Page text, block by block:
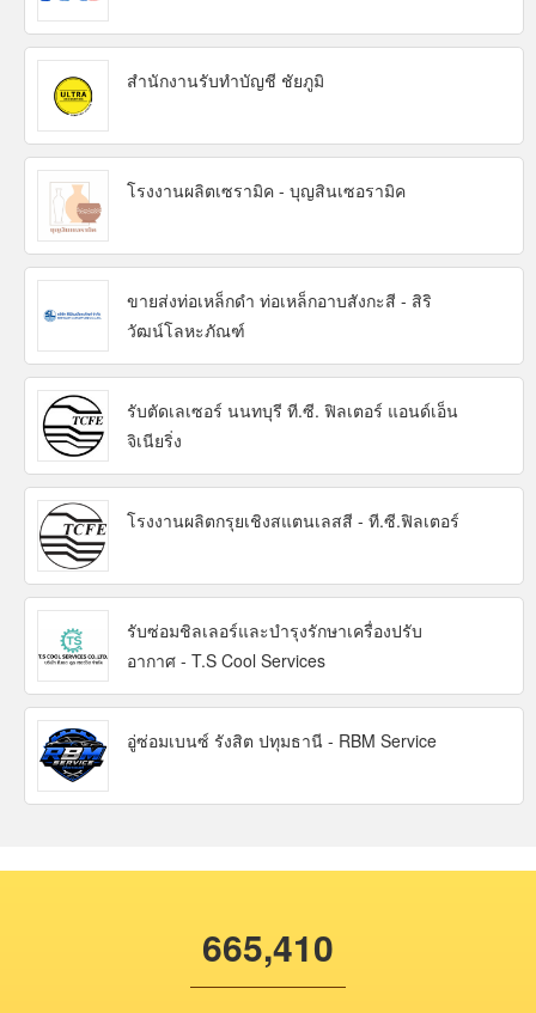
สำนักงานรับทำบัญชี ชัยภูมิ
โรงงานผลิตเซรามิค - บุญสินเซอรามิค
ขายส่งท่อเหล็กดำ ท่อเหล็กอาบสังกะสี - สิริ
วัฒน์โลหะภัณฑ์
รับตัดเลเซอร์ นนทบุรี ที.ซี. ฟิลเตอร์ แอนด์เอ็น
จิเนียริ่ง
โรงงานผลิตกรุยเชิงสแตนเลสสี - ที.ซี.ฟิลเตอร์
รับซ่อมชิลเลอร์และบำรุงรักษาเครื่องปรับ
อากาศ - T.S Cool Services
อู่ซ่อมเบนซ์ รังสิต ปทุมธานี - RBM Service
665,410